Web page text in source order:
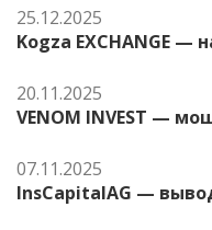
25.12.2025
Kogza EXCHANGE —
20.11.2025
VENOM INVEST —
07.11.2025
InsCapitalAG —